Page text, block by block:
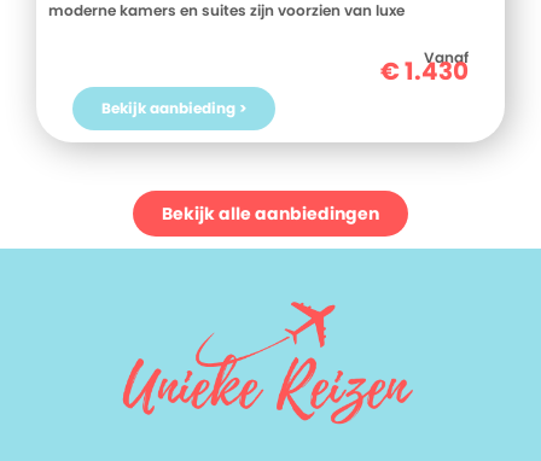
moderne kamers en suites zijn voorzien van luxe
met filmcollectie. Daarnaast beschikken de kamers over een
magnetron en een minikoelkast voor extra gemak. Culinair
genieten doe je in het restaurant en rooftopbar TULUM, waar
lokale en internationale smaken samenkomen, vergezeld
van adembenemende uitzichten. Met de nabijheid van het
ontspanning als avontuur. Boek nu je verblijf bij D-reizen en
ervaar het zelf!
Vanaf
€1.430
Bekijk aanbieding >
Bekijk alle aanbiedingen